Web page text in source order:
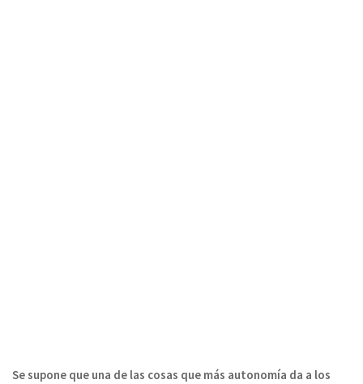
Se supone que una de las cosas que más autonomía da a los